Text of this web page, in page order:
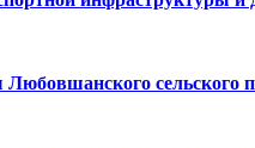
сельского